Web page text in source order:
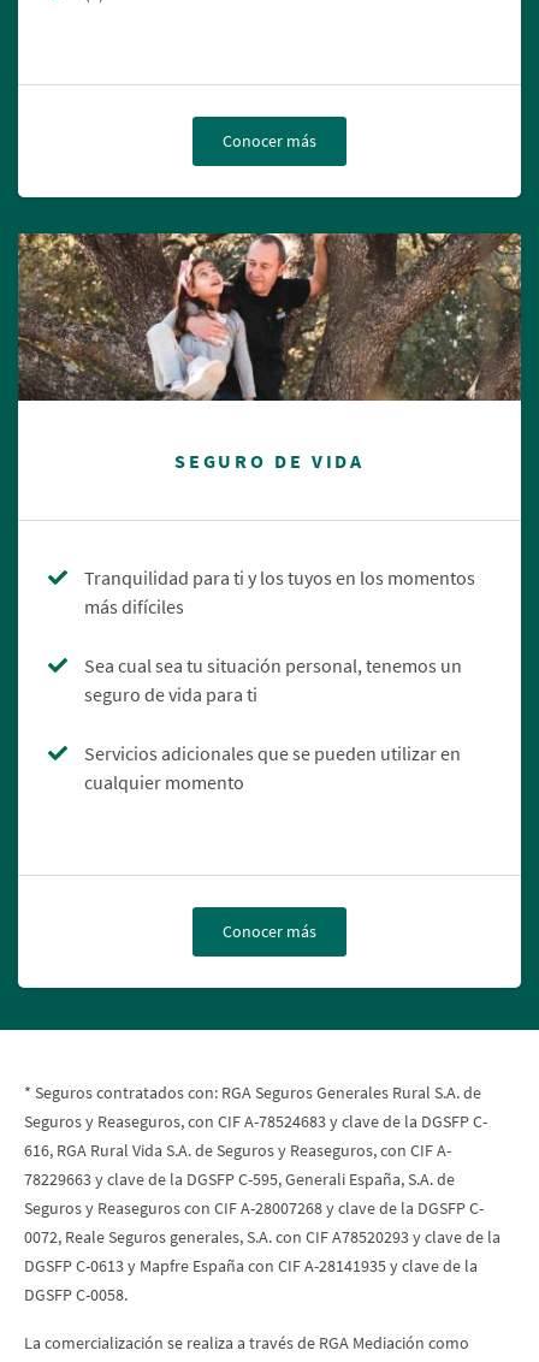
Conocer más
SEGURO DE VIDA
Tranquilidad para ti y los tuyos en los momentos
más difíciles
Sea cual sea tu situación personal, tenemos un
seguro de vida para ti
Servicios adicionales que se pueden utilizar en
cualquier momento
Conocer más
* Seguros contratados con: RGA Seguros Generales Rural S.A. de
Seguros y Reaseguros, con CIF A-78524683 y clave de la DGSFP C-
616, RGA Rural Vida S.A. de Seguros y Reaseguros, con CIF A-
78229663 y clave de la DGSFP C-595, Generali España, S.A. de
Seguros y Reaseguros con CIF A-28007268 y clave de la DGSFP C-
0072, Reale Seguros generales, S.A. con CIF A78520293 y clave de la
DGSFP C-0613 y Mapfre España con CIF A-28141935 y clave de la
DGSFP C-0058.
La comercialización se realiza a través de RGA Mediación como